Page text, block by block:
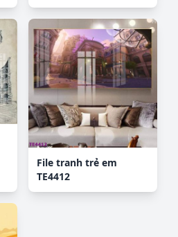
File tranh trẻ em
TE4412